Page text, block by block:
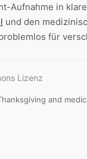
Aufnahme in
und den
für
Lizenz
and